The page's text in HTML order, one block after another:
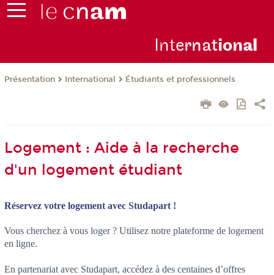
International
Présentation International Étudiants et professionnels
Logement : Aide à la recherche
d'un logement étudiant
Réservez votre logement avec Studapart !
Vous cherchez à vous loger ? Utilisez notre plateforme de logement
en ligne.
En partenariat avec Studapart, accédez à des centaines d’offres